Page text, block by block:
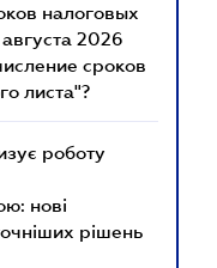
налоговых
2026
сроков
листа"?
роботу
нові
рішень